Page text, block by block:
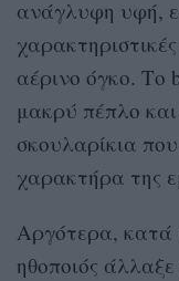
ανάγλυφη υφή,
αέρινο όγκο. Το
μακρύ πέπλο
σκουλαρίκια
χαρακτήρα της
Αργότερα, κατά
ηθοποιός